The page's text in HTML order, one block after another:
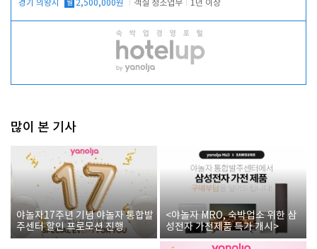
경기 의왕시 월 2,500,000원 객실 청소업무 1년 이상
많이 본 기사
야놀자17주년 기념 야놀자 통합발
주센터 할인 프로모션 진행
<야놀자 MRO, 숙박업소 위한 삼
성전자 가전제품 특가 개시>